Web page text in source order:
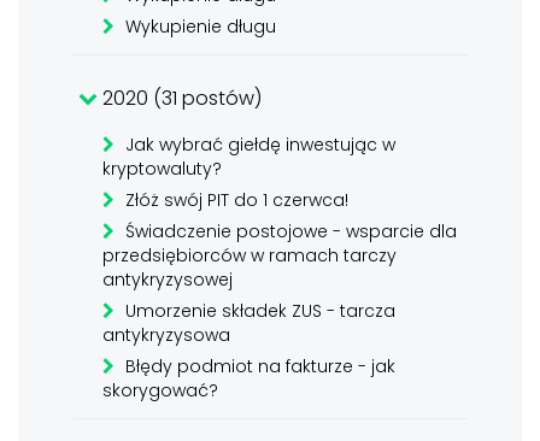
Wykupienie długu
2020 (31 postów)
Jak wybrać giełdę inwestując w
kryptowaluty?
Złóż swój PIT do 1 czerwca!
Świadczenie postojowe - wsparcie dla
przedsiębiorców w ramach tarczy
antykryzysowej
Umorzenie składek ZUS - tarcza
antykryzysowa
Błędy podmiot na fakturze - jak
skorygować?